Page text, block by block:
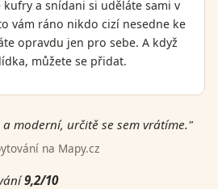
a snídani si uděláte sami v
vám ráno nikdo cizí nesedne ke
opravdu jen pro sebe. A když
můžete se přidat.
a moderní, určitě se sem vrátíme."
na Mapy.cz
9,2/10